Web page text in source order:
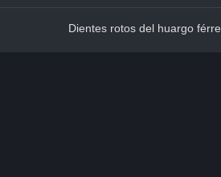
Dientes rotos del huargo